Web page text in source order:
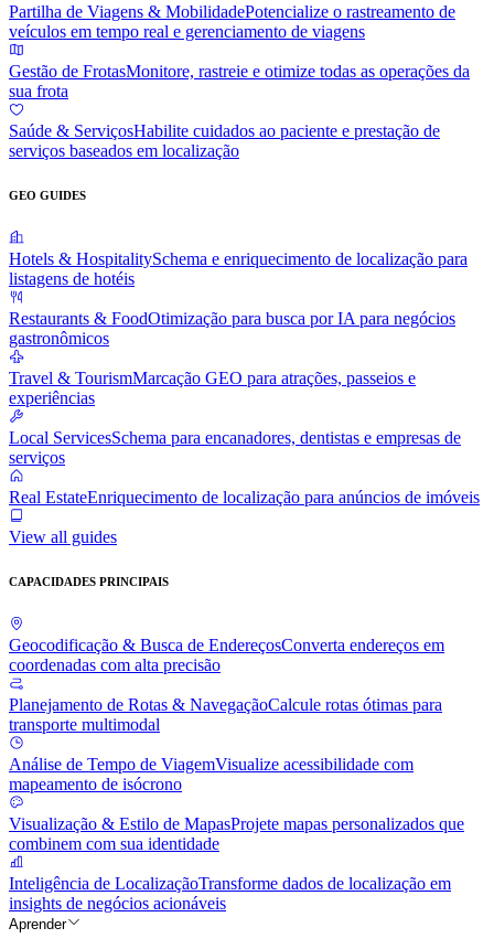
Partilha de Viagens & MobilidadePotencialize o rastreamento de
veículos em tempo real e gerenciamento de viagens
Gestão de FrotasMonitore, rastreie e otimize todas as operações da
sua frota
Saúde & ServiçosHabilite cuidados ao paciente e prestação de
serviços baseados em localização
GEO GUIDES
Hotels & HospitalitySchema e enriquecimento de localização para
listagens de hotéis
Restaurants & FoodOtimização para busca por IA para negócios
gastronômicos
Travel & TourismMarcação GEO para atrações, passeios e
experiências
Local ServicesSchema para encanadores, dentistas e empresas de
serviços
Real EstateEnriquecimento de localização para anúncios de imóveis
View all guides
CAPACIDADES PRINCIPAIS
Geocodificação & Busca de EndereçosConverta endereços em
coordenadas com alta precisão
Planejamento de Rotas & NavegaçãoCalcule rotas ótimas para
transporte multimodal
Análise de Tempo de ViagemVisualize acessibilidade com
mapeamento de isócrono
Visualização & Estilo de MapasProjete mapas personalizados que
combinem com sua identidade
Inteligência de LocalizaçãoTransforme dados de localização em
insights de negócios acionáveis
Aprender